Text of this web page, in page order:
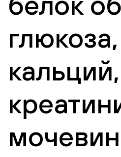
кальций,